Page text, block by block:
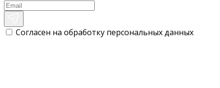
Согласен на обработку персональных данных